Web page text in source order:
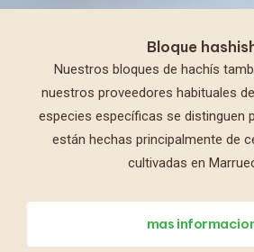
Bloque
Nuestros bloques de hachís
nuestros proveedores habituales
especies específicas se distinguen
están hechas principalmente de
cultivadas en
mas